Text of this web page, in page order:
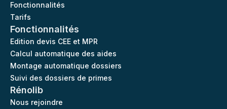
Fonctionnalités
Tarifs
Fonctionnalités
Edition devis CEE et MPR
Calcul automatique des aides
Montage automatique dossiers
Suivi des dossiers de primes
Rénolib
Nous rejoindre